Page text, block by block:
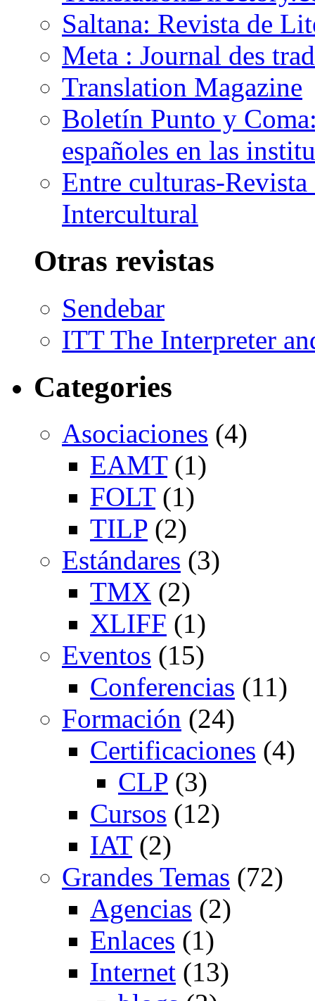
Saltana: Revista de
Meta : Journal des
Translation Magazine
Boletín Punto y
españoles en las
Entre culturas-
Intercultural
Otras revistas
Sendebar
ITT The Interpreter
Categories
Asociaciones (4)
EAMT(1)
FOLT(1)
TILP (2)
Estándares (3)
TMX (2)
XLIFF (1)
Eventos (15)
Conferencias (11)
Formación (24)
Certificaciones (4)
CLP (3)
Cursos (12)
IAT(2)
Grandes Temas (72)
Agencias (2)
Enlaces (1)
Internet (13)